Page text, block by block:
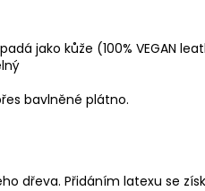
jako kůže (100% VEGAN
bavlněné plátno.
dřeva. Přidáním latexu se